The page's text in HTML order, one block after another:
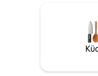
eines
Familien,
Ideal gelegen